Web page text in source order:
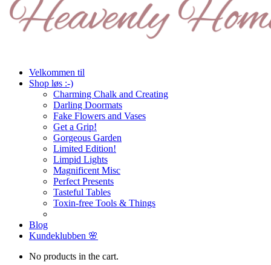
Velkommen til
Shop løs :-)
Charming Chalk and Creating
Darling Doormats
Fake Flowers and Vases
Get a Grip!
Gorgeous Garden
Limited Edition!
Limpid Lights
Magnificent Misc
Perfect Presents
Tasteful Tables
Toxin-free Tools & Things
Blog
Kundeklubben 🌸
No products in the cart.